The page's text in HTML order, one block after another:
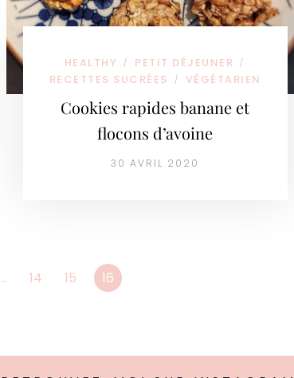
HEALTHY / PETIT DÉJEUNER /
RECETTES SUCRÉES / VÉGÉTARIEN
Cookies rapides banane et
flocons d’avoine
30 AVRIL 2020
… 14 15 16